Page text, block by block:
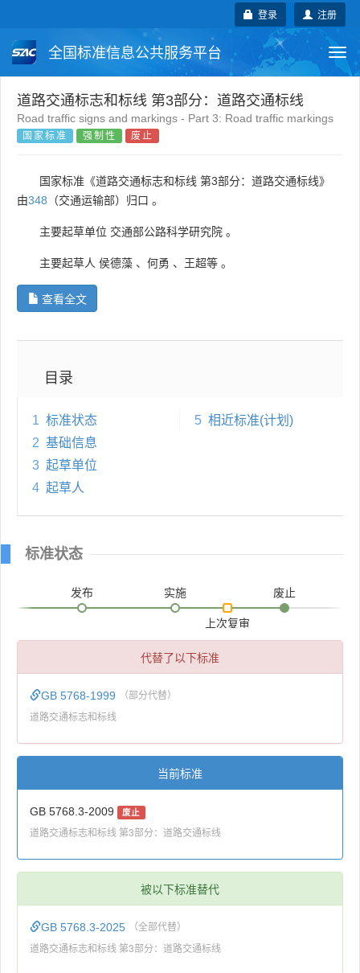
注册
登录
全国标准信息公共服务平台
国家标准 行业标准 地方标准
团体标准
国外标准 技术委员会
道路交通标志和标线 第3部分：道路交通标线
Road traffic signs and markings - Part 3: Road traffic markings
国家标准 强制性 废止
国家标准《道路交通标志和标线 第3部分：道路交通标线》
由348 （交通运输部）归口 。
主要起草单位 交通部公路科学研究院 。
主要起草人 侯德藻 、 何勇 、 王超等 。
查看全文
目录
1 标准状态
2 基础信息
3 起草单位
4 起草人
5 相近标准(计划)
标准状态
发布 实施
上次复审
废止
代替了以下标准
GB 5768-1999 （部分代替）
道路交通标志和标线
当前标准
GB 5768.3-2009 废止
道路交通标志和标线 第3部分：道路交通标线
被以下标准替代
GB 5768.3-2025 （全部代替）
道路交通标志和标线 第3部分：道路交通标线